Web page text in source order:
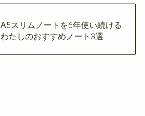
A5スリムノートを6年使い続ける
わたしのおすすめノート3選